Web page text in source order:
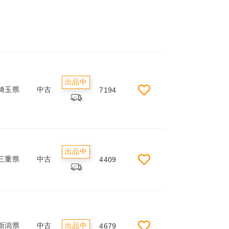
玉県 中古
出品中
7194
重県 中古
出品中
4409
潟県 中古 出品中 4679